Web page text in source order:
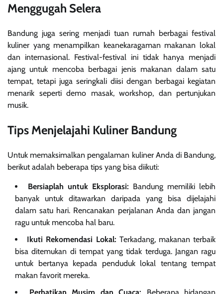
Menggugah Selera
Bandung juga sering menjadi tuan rumah berbagai festival
kuliner yang menampilkan keanekaragaman makanan lokal
dan internasional. Festival-festival ini tidak hanya menjadi
ajang untuk mencoba berbagai jenis makanan dalam satu
tempat, tetapi juga seringkali diisi dengan berbagai kegiatan
menarik seperti demo masak, workshop, dan pertunjukan
musik.
Tips Menjelajahi Kuliner Bandung
Untuk memaksimalkan pengalaman kuliner Anda di Bandung,
berikut adalah beberapa tips yang bisa diikuti:
Bersiaplah untuk Eksplorasi: Bandung memiliki lebih
banyak untuk ditawarkan daripada yang bisa dijelajahi
dalam satu hari. Rencanakan perjalanan Anda dan jangan
ragu untuk mencoba hal baru.
Ikuti Rekomendasi Lokal: Terkadang, makanan terbaik
bisa ditemukan di tempat yang tidak terduga. Jangan ragu
untuk bertanya kepada penduduk lokal tentang tempat
makan favorit mereka.
Perhatikan Musim dan Cuaca: Beberapa hidangan